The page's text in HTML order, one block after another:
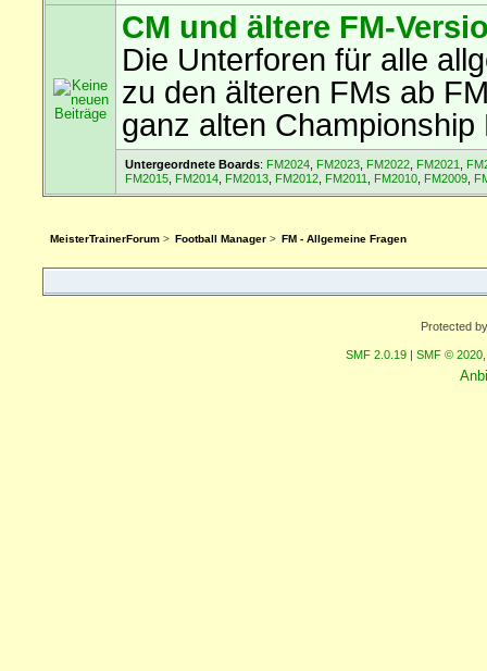
CM und ältere FM-
Die Unterforen für alle
zu den älteren FMs ab
ganz alten Championship
Untergeordnete Boards: FM2024, FM2023, FM2022, FM2021
FM2015, FM2014, FM2013, FM2012, FM2011 FM2010, FM2009,
MeisterTrainerForum> Football Manager> FM - Allgemeine Fragen
Protected
SMF 2.0.19 SMF © 2020